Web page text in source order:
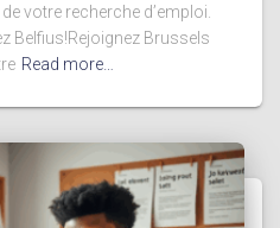
votre recherche d’emploi.
Belfius!Rejoignez Brussels
Read more…